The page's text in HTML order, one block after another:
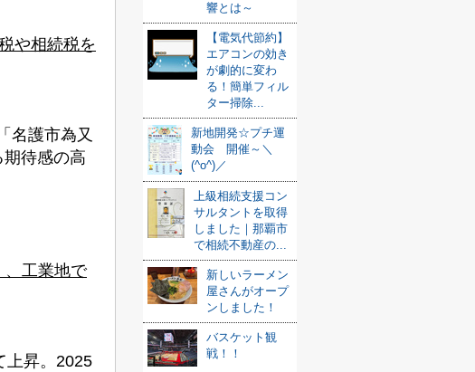
や相続税を
名護市為又
待感の高
、工業地で
昇。 2025
響とは～
【電気代節約】
エアコンの効き
が劇的に変わ
る！簡単フィル
ター掃除...
新地開発☆プチ運
動会 開催～＼
(^o^)／
上級相続支援コン
サルタントを取得
しました｜那覇市
で相続不動産の...
新しいラーメン
屋さんがオープ
ンしました！
バスケット観
戦！！